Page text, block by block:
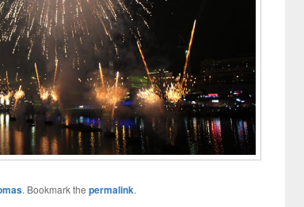
. Bookmark the permalink.